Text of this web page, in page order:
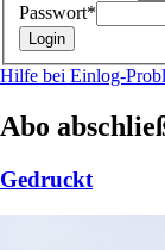
Passwort*
Hilfe bei Einlog-
Abo
Gedruckt